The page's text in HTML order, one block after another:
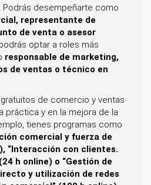
desempeñarte como
representante de
de venta o asesor
optar a roles más
responsable de marketing,
de ventas o técnico en
de comercio y ventas
práctica y en la mejora de la
tienes programas como
comercial y fuerza de
“Interacción con clientes.
h online) o “Gestión de
y utilización de redes